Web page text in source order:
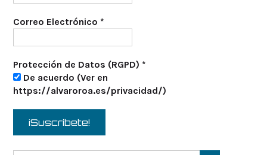
Correo Electrónico *
Protección de Datos (RGPD) *
De acuerdo (Ver en
https://alvaroroa.es/privacidad/)